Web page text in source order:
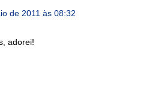
de 2011 às 08:32
adorei!